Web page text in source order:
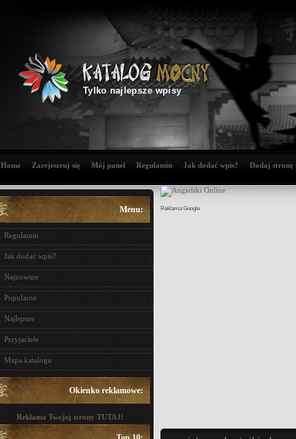
Tylko najlepsze wpisy
Home Zarejestruj się Mój panel Regulamin Jak dodać wpis? Dodaj stronę
Menu:
Regulamin
Jak dodać wpis?
Najnowsze
Popularne
Najlepsze
Przyjaciele
Mapa katalogu
Okienko reklamowe:
Reklama Twojej strony TUTAJ!
Reklama Google